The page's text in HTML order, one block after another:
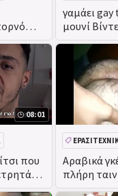
ο
γαμάει gay
μουνί
μπορώ να
08:01
που
POV
Αραβικά
πλήρη
περιγραφή